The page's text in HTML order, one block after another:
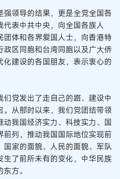
领导的结果，更是全党全国各
表中共中央，向全国各族人
体和各界爱国人士，向香港特
政区同胞和台湾同胞以及广大侨
建设的各国朋友，表示衷心的
党发出了走自己的路、建设中
从那时以来，我们党团结带领
我国经济实力、科技实力、国
列，推动我国国际地位实现前
国家的面貌、人民的面貌、军队
了前所未有的变化，中华民族
方。